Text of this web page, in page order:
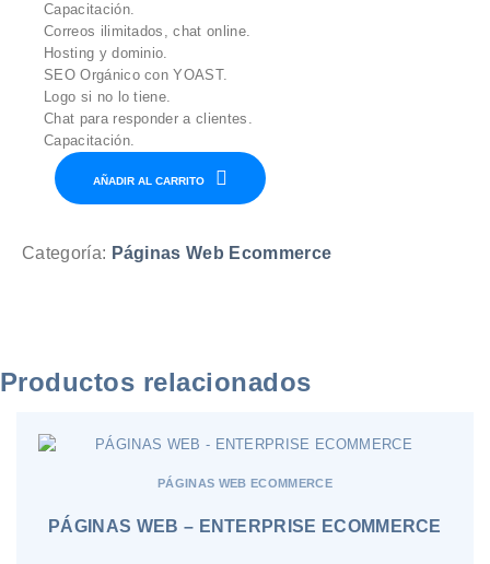
Capacitación.
Correos ilimitados, chat online.
Hosting y dominio.
SEO Orgánico con YOAST.
Logo si no lo tiene.
Chat para responder a clientes.
Capacitación.
PÁGINAS
WEB
BUSINESS
AÑADIR AL CARRITO
Categoría: Páginas Web Ecommerce
Productos relacionados
PÁGINAS WEB ECOMMERCE
PÁGINAS WEB – ENTERPRISE ECOMMERCE